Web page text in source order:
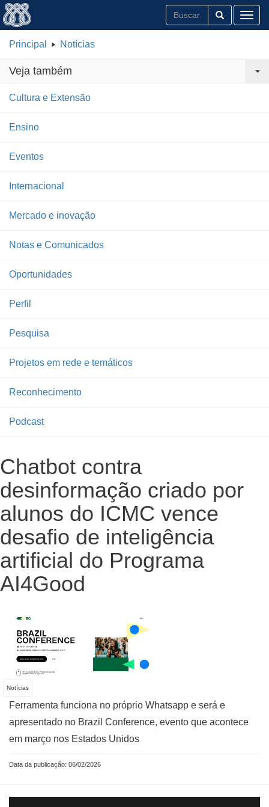
Principal Notícias
Veja também
Cultura e Extensão
Ensino
Eventos
Internacional
Mercado e inovação
Notas e Comunicados
Oportunidades
Perfil
Pesquisa
Projetos em rede e temáticos
Reconhecimento
Podcast
Chatbot contra
desinformação criado por
alunos do ICMC vence
desafio de inteligência
artificial do Programa
AI4Good
Notícias
Ferramenta funciona no próprio Whatsapp e será e
apresentado no Brazil Conference, evento que acontece
em março nos Estados Unidos
Data da publicação: 06/02/2026